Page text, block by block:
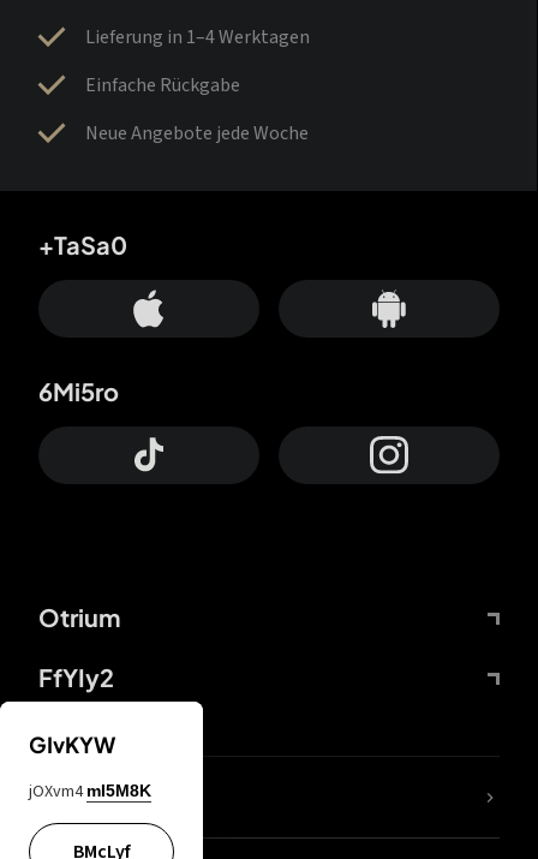
Lieferung in 1–4 Werktagen
Einfache Rückgabe
Neue Angebote jede Woche
Otrium
FfYIy2
+TaSa0
6Mi5ro
DDcvSo
GIvKYW
jOXvm4 mI5M8K
BMcLyf